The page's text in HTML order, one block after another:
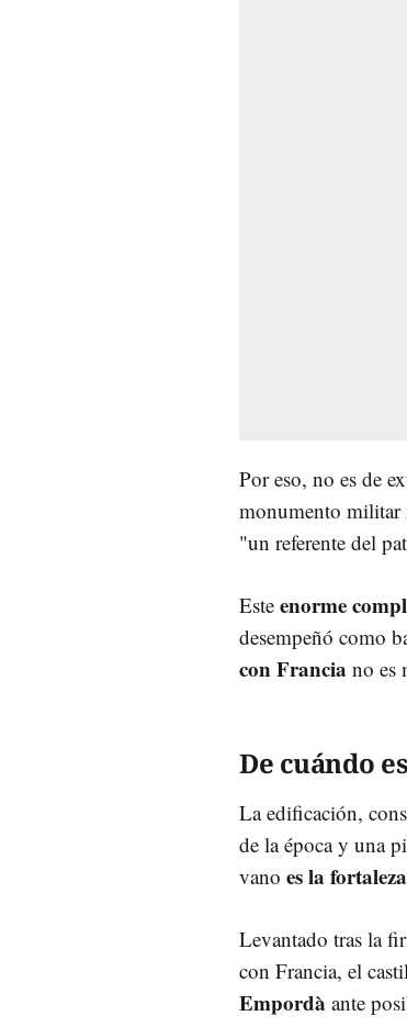
Por eso, no es de
monumento militar
"un referente del
Este enorme
desempeñó como
con Francia no es
De cuándo es
La edificación,
de la época y una
vano es la
Levantado tras la
con Francia, el
Empordà ante